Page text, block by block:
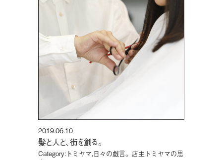
2019.06.10
髪と人と、街を創る。
Category:トミヤマ,日々の戯言。店主トミヤマの思